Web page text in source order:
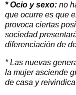
* Ocio y sexo: no
que ocurre es que
provoca ciertas
sociedad
diferenciación de
* Las nuevas
la mujer asciende
de casa y